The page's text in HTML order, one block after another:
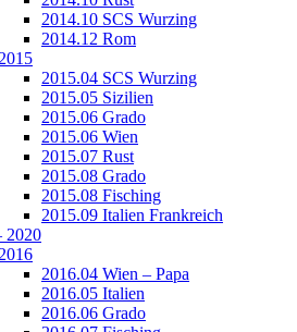
2014.10 SCS Wurzing
2014.12 Rom
2015
2015.04 SCS Wurzing
2015.05 Sizilien
2015.06 Grado
2015.06 Wien
2015.07 Rust
2015.08 Grado
2015.08 Fisching
2015.09 Italien Frankreich
2020
2016
2016.04 Wien – Papa
2016.05 Italien
2016.06 Grado